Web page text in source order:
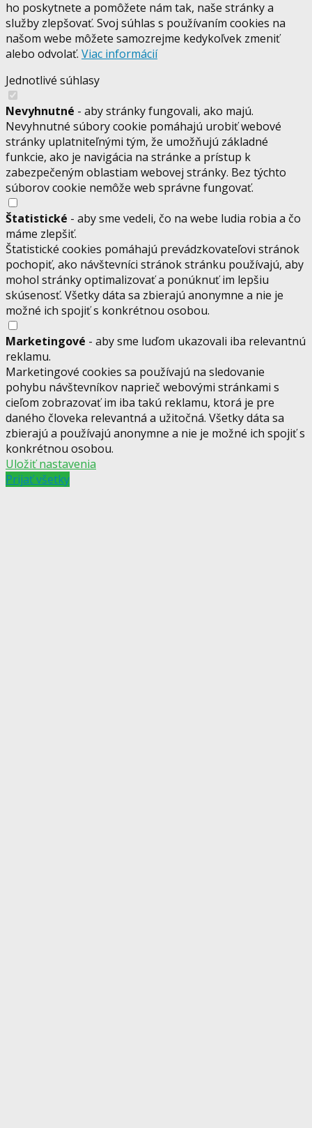
ho poskytnete a pomôžete nám tak, naše stránky a
služby zlepšovať. Svoj súhlas s používaním cookies na
našom webe môžete samozrejme kedykoľvek zmeniť
alebo odvolať. Viac informácií
Jednotlivé súhlasy
Nevyhnutné - aby stránky fungovali, ako majú.
Nevyhnutné súbory cookie pomáhajú urobiť webové
stránky uplatniteľnými tým, že umožňujú základné
funkcie, ako je navigácia na stránke a prístup k
zabezpečeným oblastiam webovej stránky. Bez týchto
súborov cookie nemôže web správne fungovať.
Štatistické - aby sme vedeli, čo na webe ludia robia a čo
máme zlepšiť.
Štatistické cookies pomáhajú prevádzkovateľovi stránok
pochopiť, ako návštevníci stránok stránku používajú, aby
mohol stránky optimalizovať a ponúknuť im lepšiu
skúsenosť. Všetky dáta sa zbierajú anonymne a nie je
možné ich spojiť s konkrétnou osobou.
Marketingové - aby sme luďom ukazovali iba relevantnú
reklamu.
Marketingové cookies sa používajú na sledovanie
pohybu návštevníkov naprieč webovými stránkami s
cieľom zobrazovať im iba takú reklamu, ktorá je pre
daného človeka relevantná a užitočná. Všetky dáta sa
zbierajú a používajú anonymne a nie je možné ich spojiť s
konkrétnou osobou.
Uložiť nastavenia
Prijať všetky